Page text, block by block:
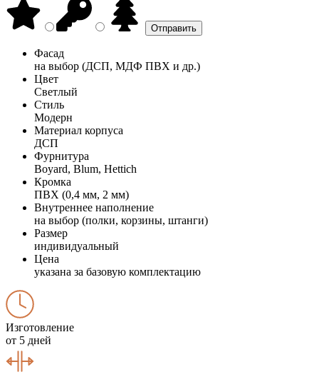
Фасад
на выбор (ДСП, МДФ ПВХ и др.)
Цвет
Светлый
Стиль
Модерн
Материал корпуса
ДСП
Фурнитура
Boyard, Blum, Hettich
Кромка
ПВХ (0,4 мм, 2 мм)
Внутреннее наполнение
на выбор (полки, корзины, штанги)
Размер
индивидуальный
Цена
указана за базовую комплектацию
Изготовление
от 5 дней